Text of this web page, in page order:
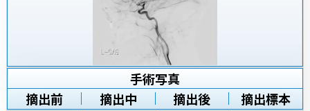
手術写真
摘出前
摘出中 摘出後 摘出標本